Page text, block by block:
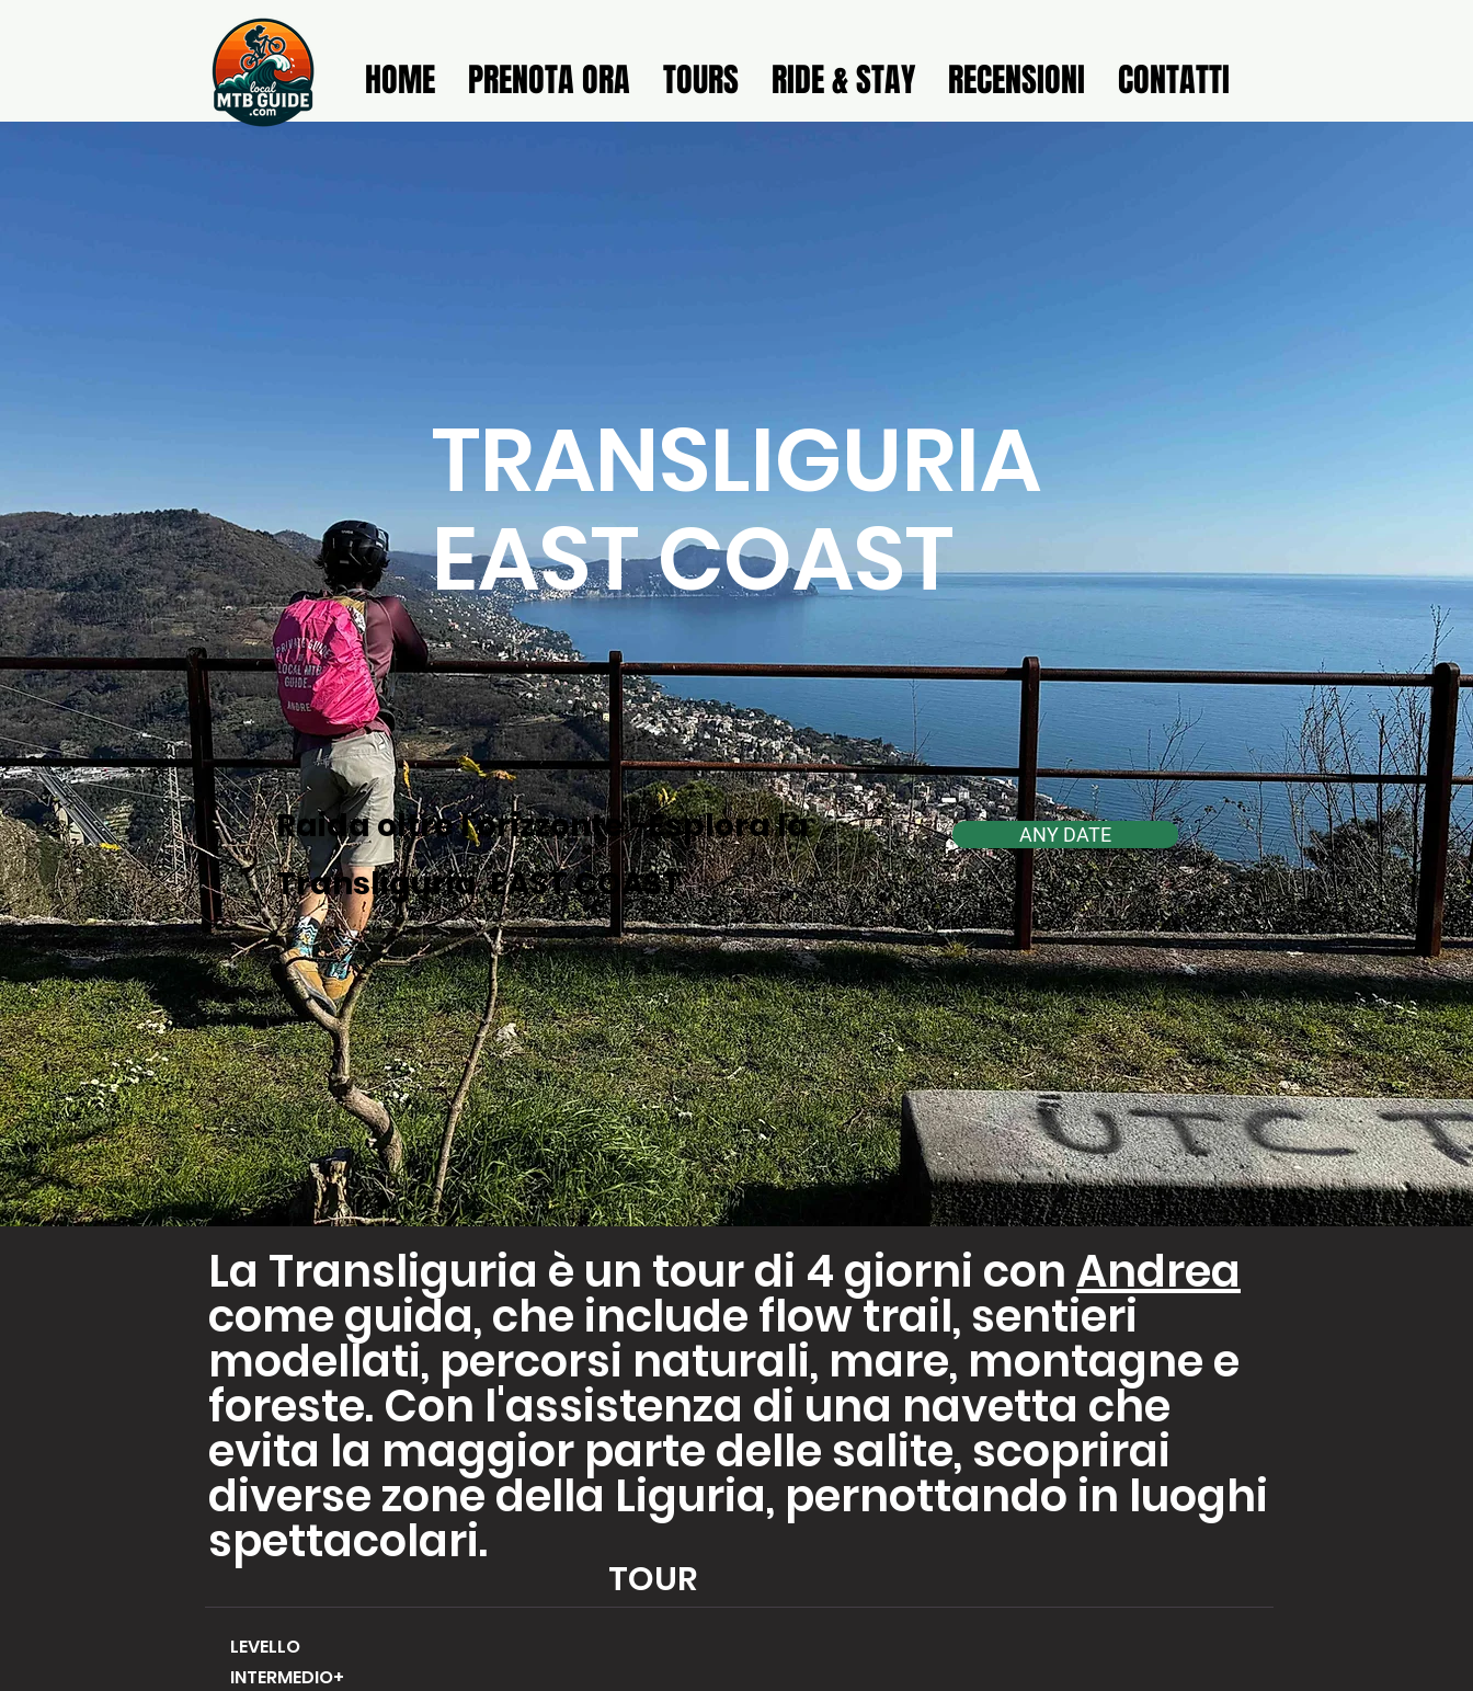
HOME PRENOTA ORA TOURS RIDE & STAY RECENSIONI CONTATTI
TRANSLIGURIA
EAST COAST
Raida oltre l'orizzonte -Esplora la
Transliguria EAST COAST
ANY DATE
La Transliguria è un tour di 4 giorni conAndrea
come guida, che include flow trail, sentieri
modellati, percorsi naturali, mare, montagne e
foreste. Con l'assistenza di una navetta che
evita la maggior parte delle salite, scoprirai
diverse zone della Liguria, pernottando in luoghi
spettacolari.
TOUR
LEVELLO
INTERMEDIO+